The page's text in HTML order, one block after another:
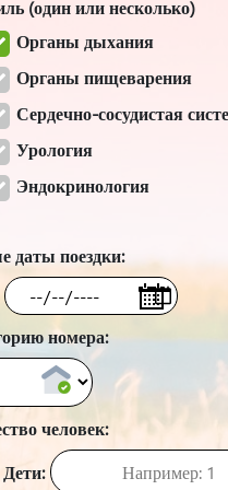
(один или несколько)
Органы дыхания
Органы пищеварения
Сердечно-сосудистая
Урология
Эндокринология
даты поездки:
номера:
человек:
Дети: